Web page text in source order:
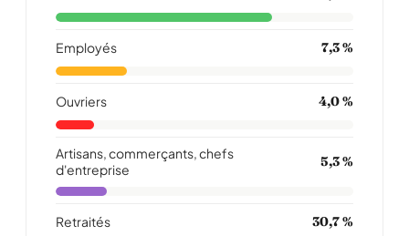
Employés 7,3 %
Ouvriers 4,0 %
Artisans, commerçants, chefs
d'entreprise
5,3 %
Retraités 30,7 %